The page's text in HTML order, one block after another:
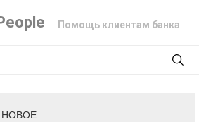
Помощь клиентам банка
НОВОЕ